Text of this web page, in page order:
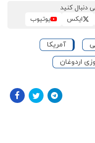
دنبال کنید
ایکس یوتیوب
آمریکا
اردوغان